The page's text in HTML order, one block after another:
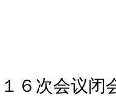
次会议闭